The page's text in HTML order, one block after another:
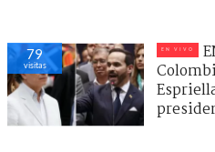
79
visitas